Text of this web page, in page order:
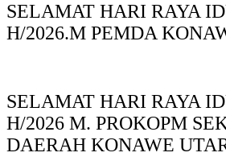
SELAMAT HARI RAYA
H/2026.M PEMDA
SELAMAT HARI RAYA
H/2026 M. PROKOPM
DAERAH KONAWE